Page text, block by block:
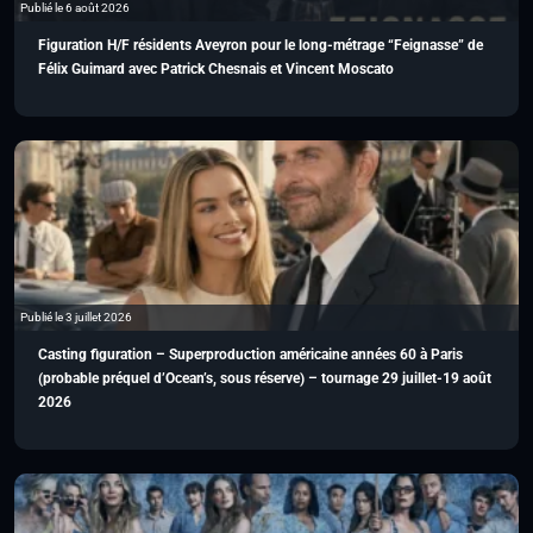
Publié le 6 août 2026
Figuration H/F résidents Aveyron pour le long-métrage “Feignasse” de
Félix Guimard avec Patrick Chesnais et Vincent Moscato
Publié le 3 juillet 2026
Casting figuration – Superproduction américaine années 60 à Paris
(probable préquel d’Ocean’s, sous réserve) – tournage 29 juillet-19 août
2026